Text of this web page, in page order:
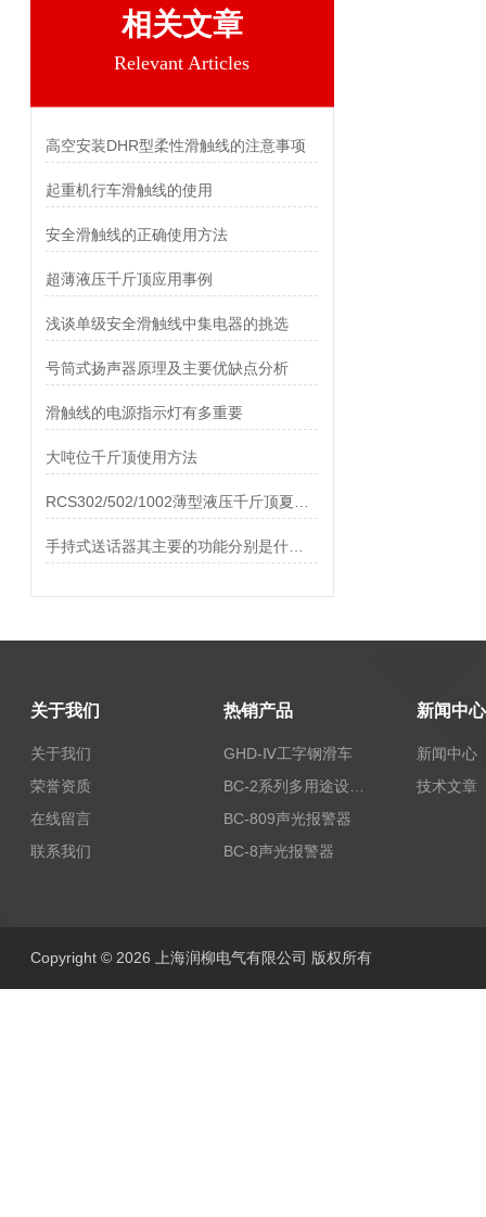
相关文章
Relevant Articles
高空安装DHR型柔性滑触线的注意事项
起重机行车滑触线的使用
安全滑触线的正确使用方法
超薄液压千斤顶应用事例
浅谈单级安全滑触线中集电器的挑选
号筒式扬声器原理及主要优缺点分析
滑触线的电源指示灯有多重要
大吨位千斤顶使用方法
关于我们
关于我们
荣誉资质
在线留言
联系我们
热销产品
GHD-Ⅳ工字钢滑车
BC-809声光报警器
BC-8声光报警器
新闻中心
新闻中心
技术文章
Copyright © 2026 上海润柳电气有限公司 版权所有